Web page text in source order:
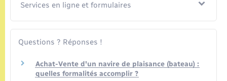
Services en ligne et formulaires
Questions ? Réponses !
Achat-Vente d'un navire de plaisance (bateau) :
quelles formalités accomplir ?